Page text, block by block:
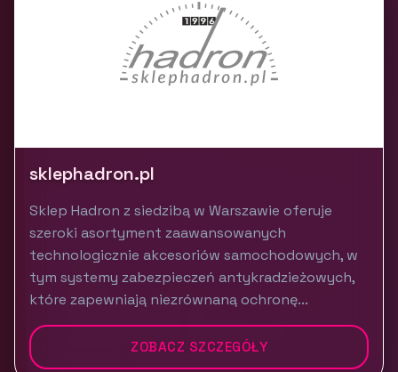
sklephadron.pl
Sklep Hadron z siedzibą w Warszawie oferuje
szeroki asortyment zaawansowanych
technologicznie akcesoriów samochodowych, w
tym systemy zabezpieczeń antykradzieżowych,
które zapewniają niezrównaną ochronę...
ZOBACZ SZCZEGÓŁY